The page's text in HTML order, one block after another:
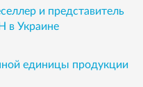
и представитель
в Украине
единицы продукции